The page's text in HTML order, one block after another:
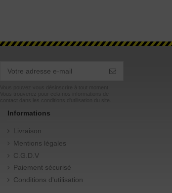
Informations
Livraison
Mentions légales
C.G.D.V
Paiement sécurisé
Conditions d'utilisation